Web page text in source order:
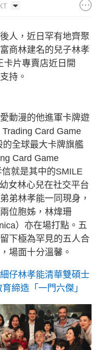
人，近日罕有地齊聚
商林建名的兒子林孝
卡片專賣店近日開
持。
動漫的他進軍卡牌遊
Card Game
全球最大卡牌旗艦
Card Game
就是其中的SMILE
女林心兒在社交平台
弟林孝能一同現身，
位胞姊，林煒珊
）亦在場打點。五
下極為罕見的五人合
場面十分溫馨。
仔林孝能清華雙碩士
締造「一門六傑」